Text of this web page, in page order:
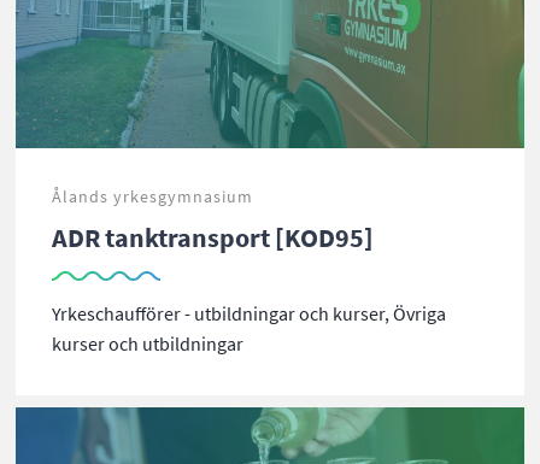
Ålands yrkesgymnasium
ADR tanktransport [KOD95]
Yrkeschaufförer - utbildningar och kurser, Övriga
kurser och utbildningar